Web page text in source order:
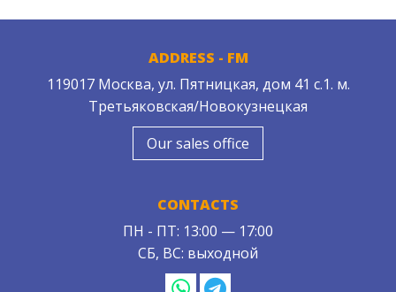
ADDRESS - FM
119017 Москва, ул. Пятницкая, дом 41 с.1. м.
Третьяковская/Новокузнецкая
Our sales office
CONTACTS
ПН - ПТ: 13:00 — 17:00
СБ, ВС: выходной